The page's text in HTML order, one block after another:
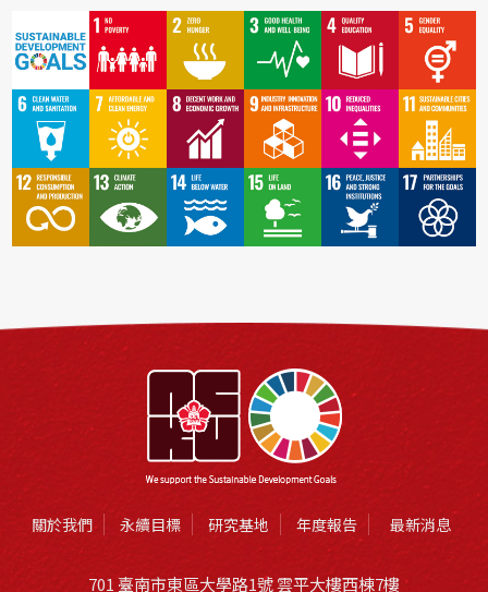
關於我們 永續目標 研究基地 年度報告 最新消息
701 臺南市東區大學路1號 雲平大樓西棟7樓